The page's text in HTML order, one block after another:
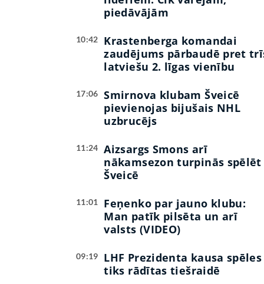
piedāvājām
10:42
Krastenberga komandai
zaudējums pārbaudē pret
latviešu 2. līgas vienību
17:06
Smirnova klubam Šveicē
pievienojas bijušais NHL
uzbrucējs
11:24
Aizsargs Smons arī
nākamsezon turpinās spēlēt
Šveicē
11:01
Feņenko par jauno klubu:
Man patīk pilsēta un arī
valsts (VIDEO)
09:19
LHF Prezidenta kausa spēles
tiks rādītas tiešraidē